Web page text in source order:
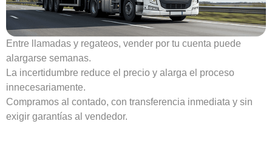
Entre llamadas y regateos, vender por tu cuenta puede
alargarse semanas.
La incertidumbre reduce el precio y alarga el proceso
innecesariamente.
Compramos al contado, con transferencia inmediata y sin
exigir garantías al vendedor.